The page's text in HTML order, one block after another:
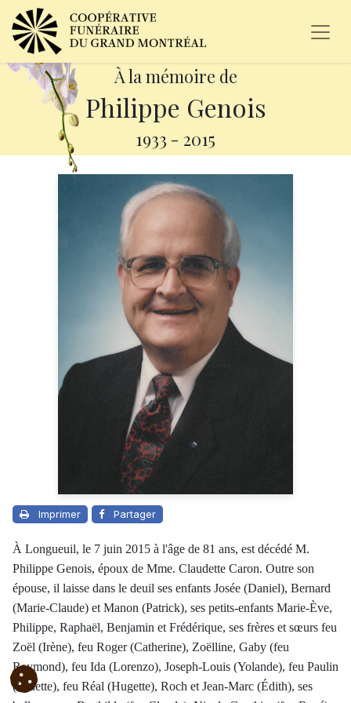
À la mémoire de
Philippe Genois
1933 - 2015
Imprimer Partager
À Longueuil, le 7 juin 2015 à l'âge de 81 ans, est décédé M.
Philippe Genois, époux de Mme. Claudette Caron. Outre son
épouse, il laisse dans le deuil ses enfants Josée (Daniel), Bernard
(Marie-Claude) et Manon (Patrick), ses petits-enfants Marie-Ève,
Philippe, Raphaël, Benjamin et Frédérique, ses frères et sœurs feu
Zoël (Irène), feu Roger (Catherine), Zoëlline, Gaby (feu
Raymond), feu Ida (Lorenzo), Joseph-Louis (Yolande), feu Paulin
(Ginette), feu Réal (Hugette), Roch et Jean-Marc (Édith), ses